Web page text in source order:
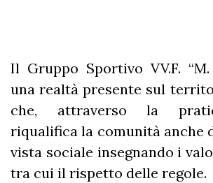
Il Gruppo Sportivo VV.F.
una realtà presente sul
che, attraverso la
riqualifica la comunità anche
vista sociale insegnando i
tra cui il rispetto delle regole.